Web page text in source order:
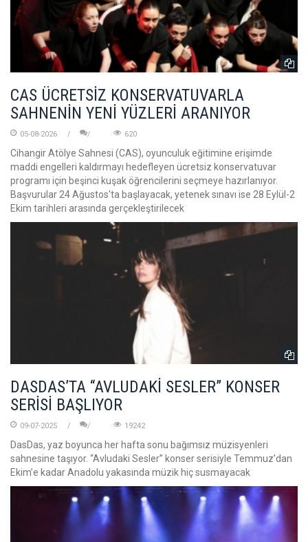
CAS ÜCRETSİZ KONSERVATUVARLA
SAHNENİN YENİ YÜZLERİ ARANIYOR
05-08-2026 620
Cihangir Atölye Sahnesi (CAS), oyunculuk eğitimine erişimde
maddi engelleri kaldırmayı hedefleyen ücretsiz konservatuvar
programı için beşinci kuşak öğrencilerini seçmeye hazırlanıyor.
Başvurular 24 Ağustos'ta başlayacak, yetenek sınavı ise 28 Eylül-2
Ekim tarihleri arasında gerçekleştirilecek
DASDAS’TA “AVLUDAKİ SESLER” KONSER
SERİSİ BAŞLIYOR
09-07-2025 19242
DasDas, yaz boyunca her hafta sonu bağımsız müzisyenleri
sahnesine taşıyor. “Avludaki Sesler” konser serisiyle Temmuz’dan
Ekim’e kadar Anadolu yakasında müzik hiç susmayacak